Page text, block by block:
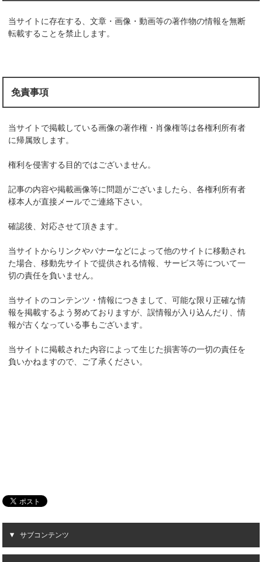
当サイトに存在する、文章・画像・動画等の著作物の情報を無断
転載することを禁止します。
免責事項
当サイトで掲載している画像の著作権・肖像権等は各権利所有者
に帰属致します。
権利を侵害する目的ではございません。
記事の内容や掲載画像等に問題がございましたら、各権利所有者
様本人が直接メールでご連絡下さい。
確認後、対応させて頂きます。
当サイトからリンクやバナーなどによって他のサイトに移動され
た場合、移動先サイトで提供される情報、サービス等について一
切の責任を負いません。
当サイトのコンテンツ・情報につきまして、可能な限り正確な情
報を掲載するよう努めておりますが、誤情報が入り込んだり、情
報が古くなっている事もございます。
当サイトに掲載された内容によって生じた損害等の一切の責任を
負いかねますので、ご了承ください。
サブコンテンツ